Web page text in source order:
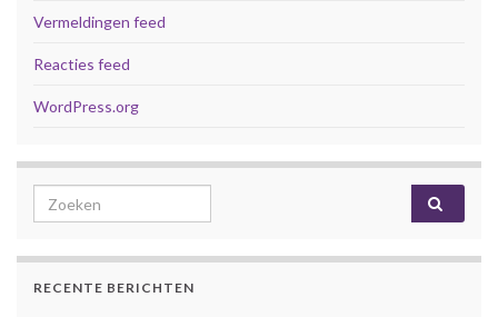
Vermeldingen feed
Reacties feed
WordPress.org
Search for:
RECENTE BERICHTEN